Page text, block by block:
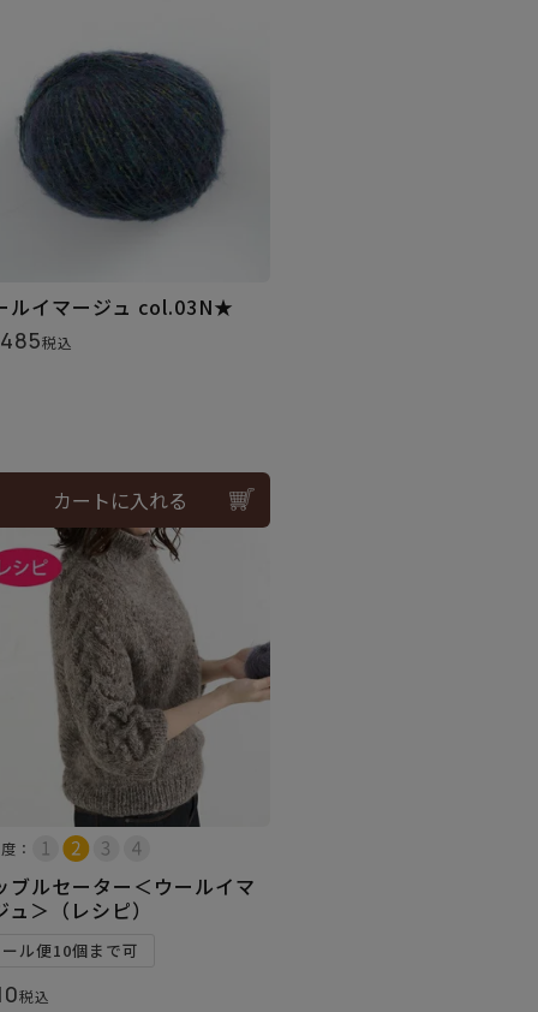
ルイマージュ col.03N★
税込
カートに入れる
：
ブルセーター＜ウールイマ
ュ＞（レシピ）
ル便10個まで可
税込